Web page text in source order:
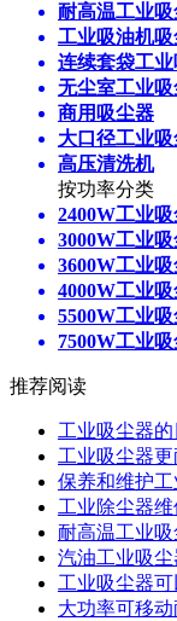
耐高温工业
工业吸油机
连续套袋工
无尘室工业
商用吸尘器
大口径工业
高压清洗机
按功率分类
2400W工业
3000W工业
3600W工业
4000W工业
5500W工业
7500W工业
推荐阅读
工业吸尘器
工业吸尘器
保养和维护
工业除尘器
耐高温工业
汽油工业吸
工业吸尘器
大功率可移